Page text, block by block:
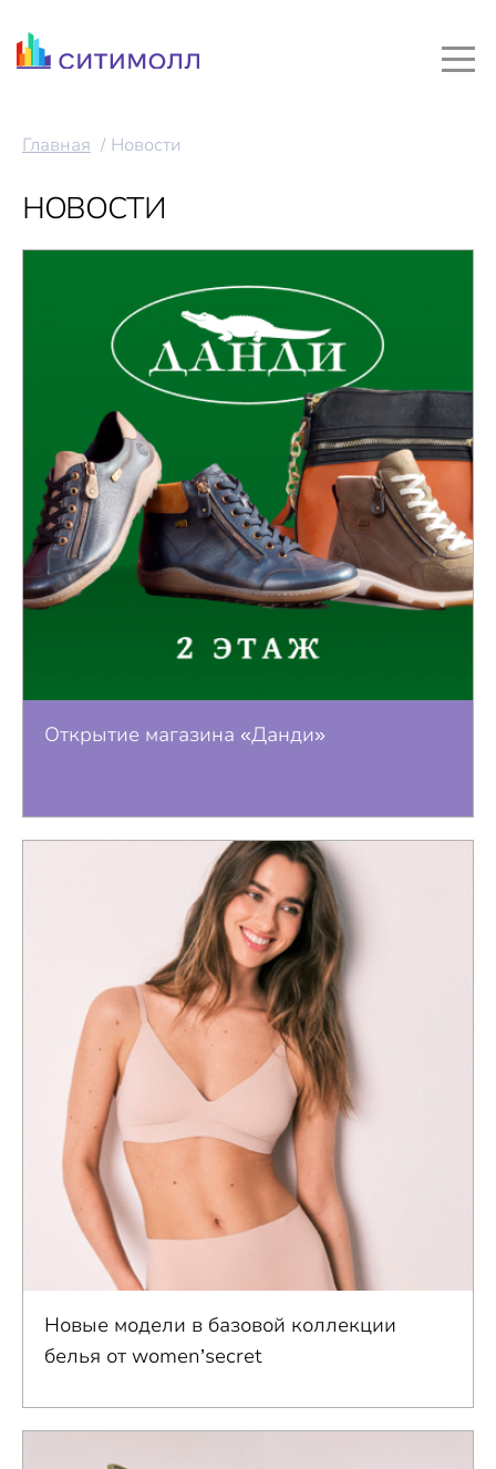
Главная Новости
НОВОСТИ
Открытие магазина «Данди»
Новые модели в базовой коллекции
белья от women’secret